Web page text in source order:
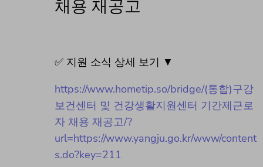
채용 재공고
✅ 지원 소식 상세 보기 ▼
https://www.hometip.so/bridge/(통합)구강
보건센터 및 건강생활지원센터 기간제근로
자 채용 재공고/?
url=https://www.yangju.go.kr/www/content
s.do?key=211